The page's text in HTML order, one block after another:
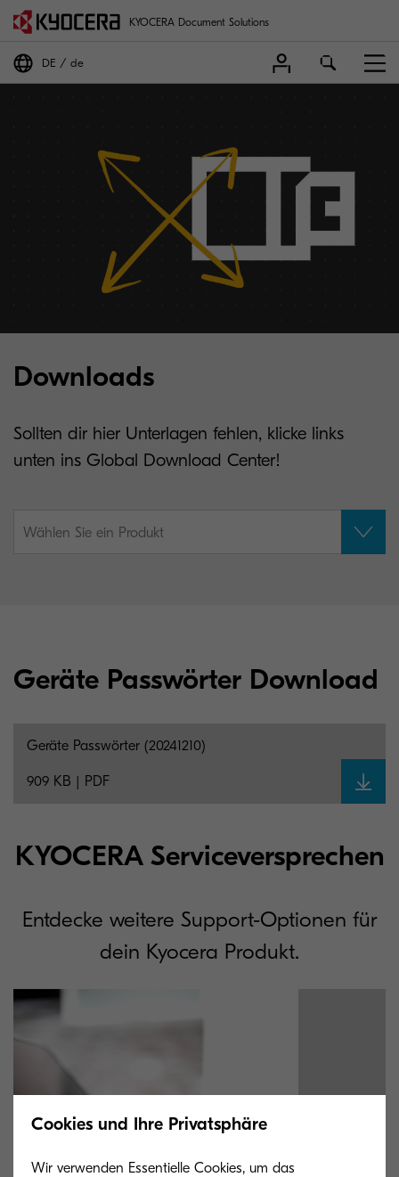
KYOCERA Document Solutions
DE de
Downloads
Sollten dir hier Unterlagen fehlen, klicke links
unten ins Global Download Center!
Wählen Sie ein Produkt
Geräte Passwörter Download
Geräte Passwörter (20241210)
909 KB | PDF
KYOCERA Serviceversprechen
Entdecke weitere Support-Optionen für
dein Kyocera Produkt.
Cookies und Ihre Privatsphäre
Wir verwenden Essentielle Cookies, um das